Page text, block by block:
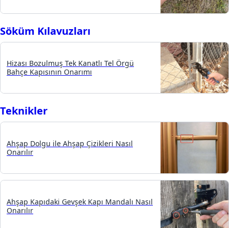
Söküm Kılavuzları
Hizası Bozulmuş Tek Kanatlı Tel Örgü
Bahçe Kapısının Onarımı
Teknikler
Ahşap Dolgu ile Ahşap Çizikleri Nasıl
Onarılır
Ahşap Kapıdaki Gevşek Kapı Mandalı Nasıl
Onarılır